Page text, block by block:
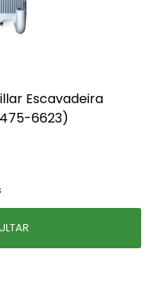
Escavadeira
6623)